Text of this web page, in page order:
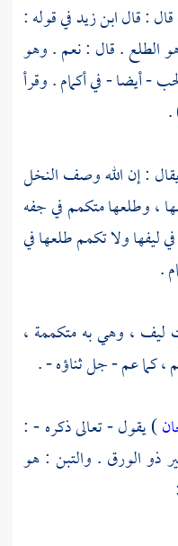
قال : قالابن زيدفي قوله :
الطلع . قال : نعم . وهو
- أيضا - في أكمام . وقرأ
: إن الله وصف النخل
، وطلعها متكمم في جفه
ليفها ولا تكمم طلعها في
.
، وهي به متكممة ،
كما عم - جل ثناؤه - .
) يقول - تعالى ذكره - :
ذو الورق . والتبن : هو
: